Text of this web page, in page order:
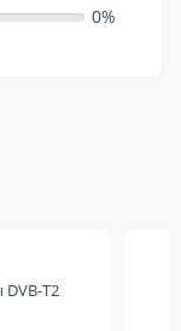
0%
T2